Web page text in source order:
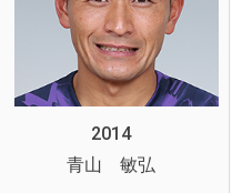
2014
青山 敏弘